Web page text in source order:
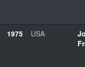
1975 USA